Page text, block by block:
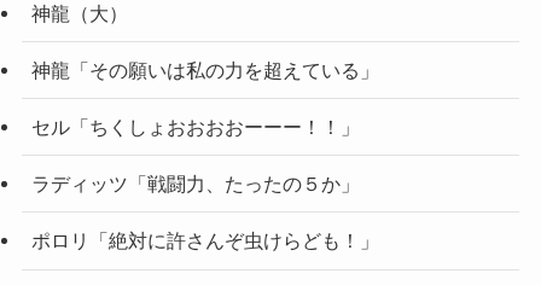
神龍（大）
神龍「その願いは私の力を超えている」
セル「ちくしょおおおおーーー！！」
ラディッツ「戦闘力、たったの５か」
ポロリ「絶対に許さんぞ虫けらども！」